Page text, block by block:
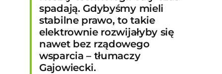
spadają. Gdybyśmy mieli
stabilne prawo, to takie
elektrownie rozwijałyby się
nawet bez rządowego
wsparcia – tłumaczy
Gajowiecki.